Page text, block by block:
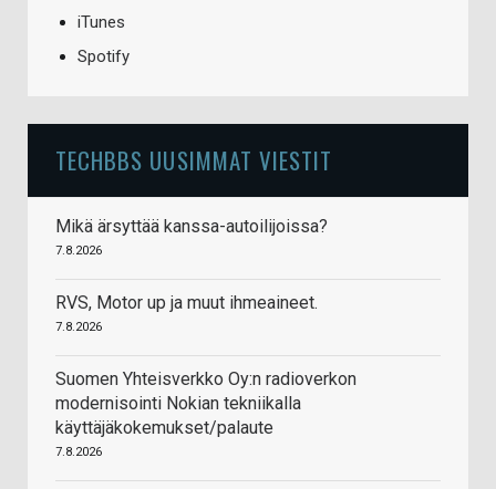
iTunes
Spotify
TECHBBS UUSIMMAT VIESTIT
Mikä ärsyttää kanssa-autoilijoissa?
7.8.2026
RVS, Motor up ja muut ihmeaineet.
7.8.2026
Suomen Yhteisverkko Oy:n radioverkon
modernisointi Nokian tekniikalla
käyttäjäkokemukset/palaute
7.8.2026